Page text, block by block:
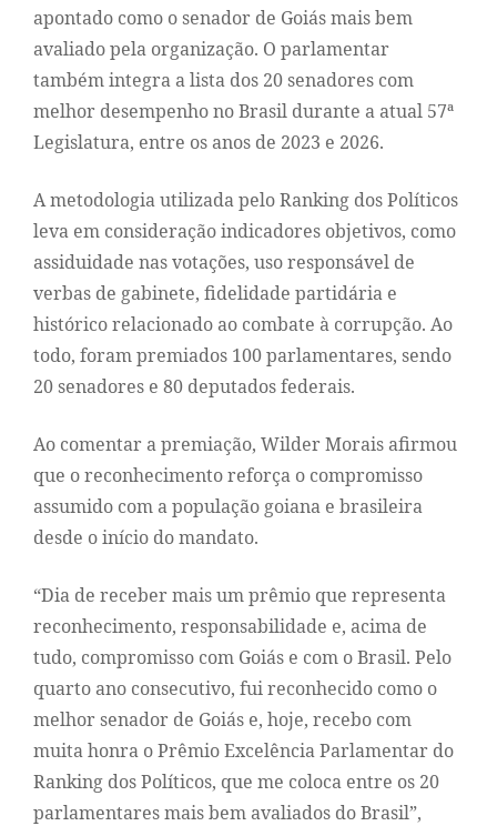
apontado como o senador de Goiás mais bem
avaliado pela organização. O parlamentar
também integra a lista dos 20 senadores com
melhor desempenho no Brasil durante a atual 57ª
Legislatura, entre os anos de 2023 e 2026.
A metodologia utilizada pelo Ranking dos Políticos
leva em consideração indicadores objetivos, como
assiduidade nas votações, uso responsável de
verbas de gabinete, fidelidade partidária e
histórico relacionado ao combate à corrupção. Ao
todo, foram premiados 100 parlamentares, sendo
20 senadores e 80 deputados federais.
Ao comentar a premiação, Wilder Morais afirmou
que o reconhecimento reforça o compromisso
assumido com a população goiana e brasileira
desde o início do mandato.
“Dia de receber mais um prêmio que representa
reconhecimento, responsabilidade e, acima de
tudo, compromisso com Goiás e com o Brasil. Pelo
quarto ano consecutivo, fui reconhecido como o
melhor senador de Goiás e, hoje, recebo com
muita honra o Prêmio Excelência Parlamentar do
Ranking dos Políticos, que me coloca entre os 20
parlamentares mais bem avaliados do Brasil”,